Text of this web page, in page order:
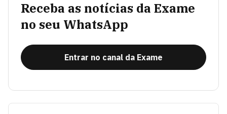
Receba as notícias da Exame
no seu WhatsApp
Entrar no canal da Exame